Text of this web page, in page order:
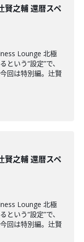
賢之輔 還暦スペ
Lounge 北極
いう“設定”で、
回は特別編。辻賢
賢之輔 還暦スペ
Lounge 北極
いう“設定”で、
回は特別編。辻賢